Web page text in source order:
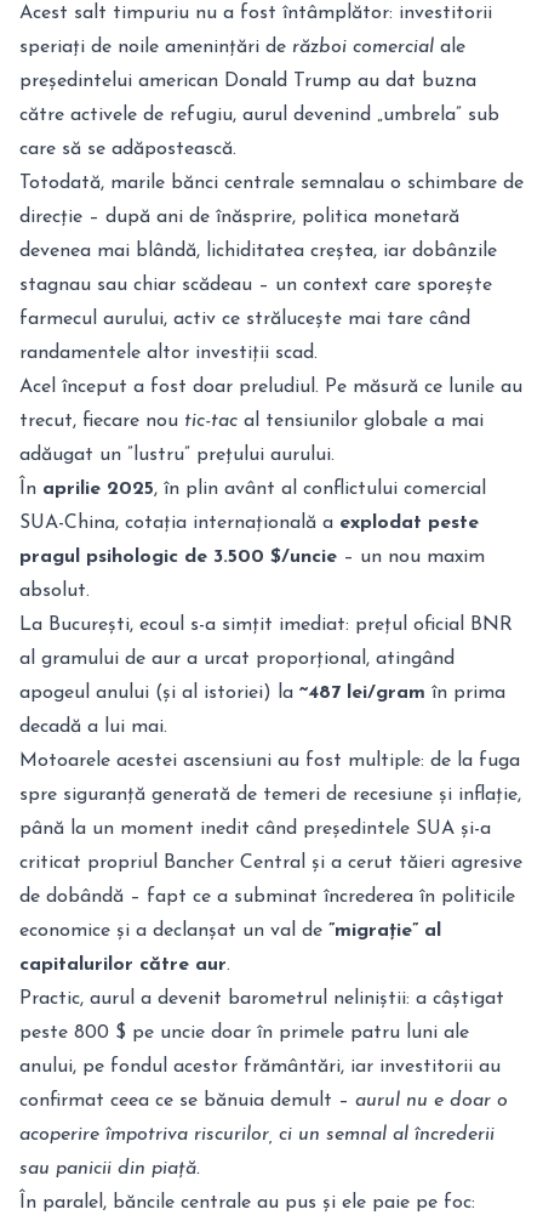
Acest salt timpuriu nu a fost întâmplător: investitorii
speriați de noile amenințări de război comercial ale
președintelui american Donald Trump au dat buzna
către activele de refugiu, aurul devenind „umbrela” sub
care să se adăpostească.
Totodată, marile bănci centrale semnalau o schimbare de
direcție – după ani de înăsprire, politica monetară
devenea mai blândă, lichiditatea creștea, iar dobânzile
stagnau sau chiar scădeau – un context care sporește
farmecul aurului, activ ce strălucește mai tare când
randamentele altor investiții scad.
Acel început a fost doar preludiul. Pe măsură ce lunile au
trecut, fiecare nou tic-tac al tensiunilor globale a mai
adăugat un ”lustru” prețului aurului.
În aprilie 2025, în plin avânt al conflictului comercial
SUA-China, cotația internațională a explodat peste
pragul psihologic de 3.500 $/uncie – un nou maxim
absolut.
La București, ecoul s-a simțit imediat: prețul oficial BNR
al gramului de aur a urcat proporțional, atingând
apogeul anului (și al istoriei) la ~487 lei/gram în prima
decadă a lui mai.
Motoarele acestei ascensiuni au fost multiple: de la fuga
spre siguranță generată de temeri de recesiune și inflație,
până la un moment inedit când președintele SUA și-a
criticat propriul Bancher Central și a cerut tăieri agresive
de dobândă – fapt ce a subminat încrederea în politicile
economice și a declanșat un val de ”migrație” al
capitalurilor către aur.
Practic, aurul a devenit barometrul neliniștii: a câștigat
peste 800 $ pe uncie doar în primele patru luni ale
anului, pe fondul acestor frământări, iar investitorii au
confirmat ceea ce se bănuia demult – aurul nu e doar o
acoperire împotriva riscurilor, ci un semnal al încrederii
sau panicii din piață.
În paralel, băncile centrale au pus și ele paie pe foc: